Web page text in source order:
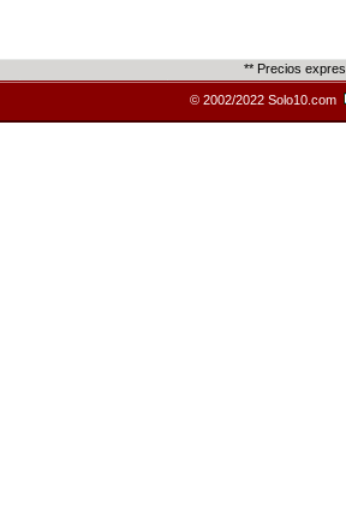
** Precios
© 2002/2022 Solo10.com